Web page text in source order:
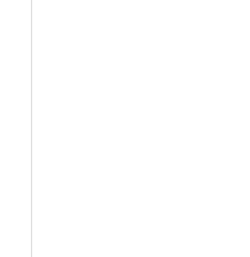
en Twitter
Brasil en Instagram
País Brasil en Facebook